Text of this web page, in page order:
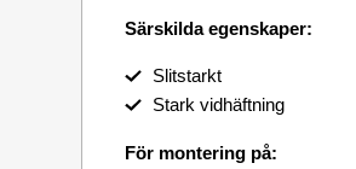
Särskilda egenskaper:
Slitstarkt
Stark vidhäftning
För montering på: